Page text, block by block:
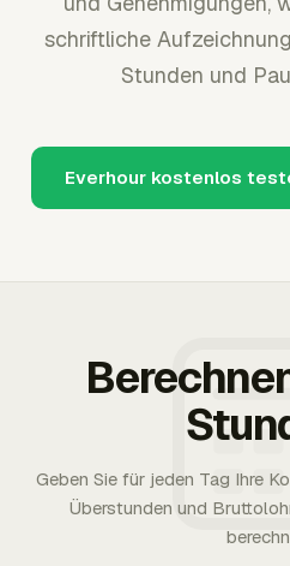
schriftliche
Stunden und
Everhour kostenlos
Geben Sie für jeden Tag Ihre
Überstunden und